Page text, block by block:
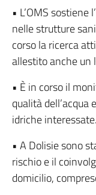
• L’OMS
nelle strutture
corso la ricerca
allestito anche un
• È in corso il
qualità
idriche interessate.
• A Dolisie sono
rischio e il
domicilio,